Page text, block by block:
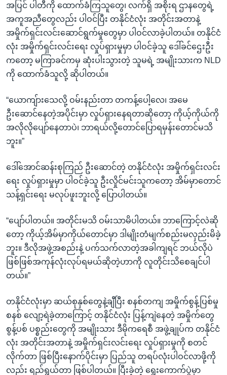
အပြင် ပါတီကို ထောက်ခံကြသူတွေ၊ လက်ရှိ အစိုးရ ဌာနတွေရဲ့
အကူအညီတွေလည်း ပါဝင်ပြီး တနိုင်ငံလုံး အတိုင်းအတာနဲ့
အမှိုက်ရှင်းလင်းဆောင်ရွက်မှုတွေမှာ ပါဝင်လာခဲ့ပါတယ်။ တနိုင်ငံ
လုံး အမှိုက်ရှင်းလင်းရေး လှုပ်ရှားမှုမှာ ပါဝင်ခဲ့သူ ဒေါ်ခင်ဌေးဦး
ကတော့ မကြာခင်ကမှ ဆုံးပါးသွားတဲ့ သူမရဲ့ အမျိုးသားက NLD
ကို ထောက်ခံသူလို့ ဆိုပါတယ်။
“ယောကျ်ားသေလို့ ဝမ်းနည်းတာ တကန့်ပေါ့လေ၊ အမေ
ဦးဆောင်နေတဲ့အပိုင်းမှာ လှုပ်ရှားနေရတာဆိုတော့ ကိုယ့်ကိုယ်ကို
အလိုလိုပျော်နေတာပဲ၊ ဘာရယ်လို့တောင်ပြောရမှန်းတောင်မသိ
ဘူး။”
ဒေါ်အောင်ဆန်းစုကြည် ဦးဆောင်တဲ့ တနိုင်ငံလုံး အမှိုက်ရှင်းလင်း
ရေး လှုပ်ရှားမှုမှာ ပါဝင်ခဲ့သူ ဦးလှိုင်မင်းသူကတော့ အိမ်မှာတောင်
သန့်ရှင်းရေး မလုပ်ဖူးဘူးလို့ ပြောပါတယ်။
“ပျော်ပါတယ်။ အတိုင်းမသိ ဝမ်းသာမိပါတယ်။ ဘာကြောင့်လဲဆို
တော့ ကိုယ့်အိမ်မှာကိုယ်တောင်မှာ ဒါမျိုးတံမျက်စည်းမလှည်းမိခဲ့
ဘူး။ ဒီလိုအဖွဲ့အစည်းနဲ့ ပက်သက်လာတဲ့အခါကျရင် ဘယ်လိုပဲ
ဖြစ်ဖြစ်အကုန်လုံးလုပ်ရမယ်ဆိုတဲ့ဟာကို လူတိုင်းသိစေချင်ပါ
တယ်။”
တနိုင်ငံလုံးမှာ ဆယ်စုနှစ်တွေနဲ့ချီပြီး စနစ်တကျ အမှိုက်စွန့်ပြစ်မှု
စနစ် လျော့ရဲခဲ့တာကြောင့် တနိုင်ငံလုံး ပြန့်ကျဲနေတဲ့ အမှိုက်တွေ
စွန့်ပစ် ပစ္စည်းတွေကို အမျိုးသား ဒီမိုကရေစီ အဖွဲ့ချုပ်က တနိုင်ငံ
လုံး အတိုင်းအတာနဲ့ အမှိုက်ရှင်းလင်းရေး လှုပ်ရှားမှုကို စတင်
လိုက်တာ ဖြစ်ပြီးနောက်ပိုင်းမှာ ပြည်သူ တရပ်လုံးပါဝင်လာဖို့ကို
လည်း ရည်ရွယ်တာ ဖြစ်ပါတယ်။ ပြီးခဲ့တဲ့ ရွေးကောက်ပွဲမှာ